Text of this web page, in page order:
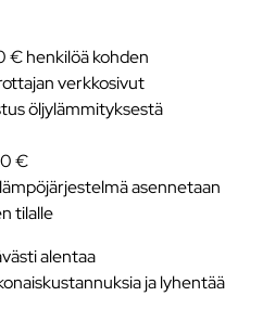
€ henkilöä kohden
verkkosivut
öljylämmityksestä
€
asennetaan
tilalle
alentaa
ja lyhentää